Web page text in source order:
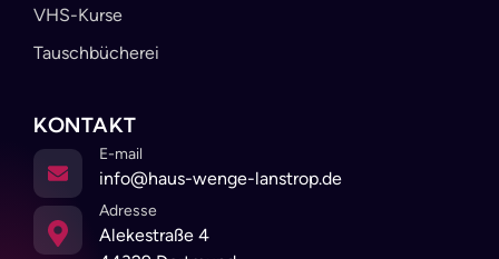
VHS-Kurse
Tauschbücherei
KONTAKT
E-mail
info@haus-wenge-lanstrop.de
Adresse
Alekestraße 4